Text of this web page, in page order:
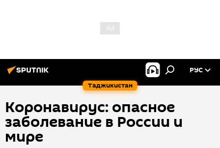
Таджикистан
РУС
Коронавирус: опасное
заболевание в России и
мире